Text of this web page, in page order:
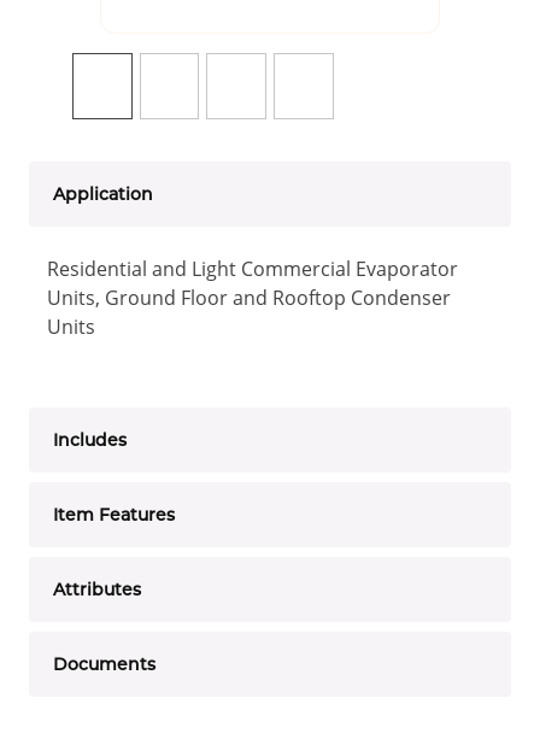
Application
Residential and Light Commercial Evaporator
Units, Ground Floor and Rooftop Condenser
Units
Includes
Item Features
Attributes
Documents